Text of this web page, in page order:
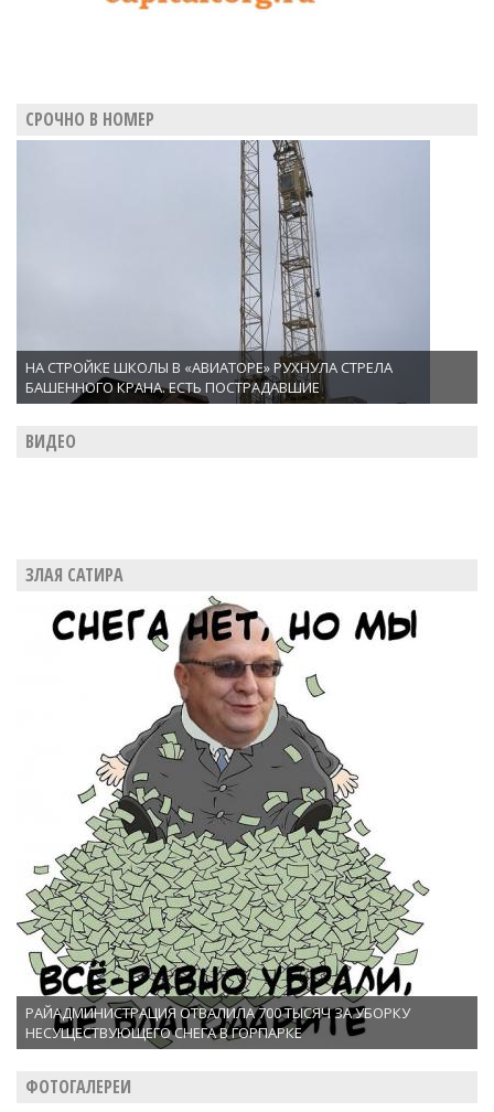
СРОЧНО В НОМЕР
НА СТРОЙКЕ ШКОЛЫ В «АВИАТОРЕ» РУХНУЛА СТРЕЛА
БАШЕННОГО КРАНА. ЕСТЬ ПОСТРАДАВШИЕ
ВИДЕО
ЗЛАЯ САТИРА
РАЙАДМИНИСТРАЦИЯ ОТВАЛИЛА 700 ТЫСЯЧ ЗА УБОРКУ
НЕСУЩЕСТВУЮЩЕГО СНЕГА В ГОРПАРКЕ
ФОТОГАЛЕРЕИ